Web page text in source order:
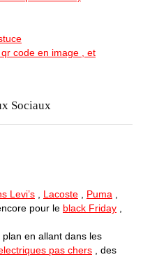
code en image , et
Sociaux
Levi’s Lacoste Puma
pour le black Friday
en allant dans les
pas chers , des